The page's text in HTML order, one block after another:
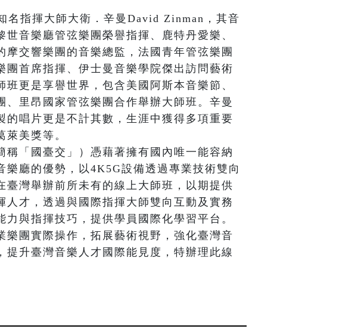
名指揮大師大衛．辛曼David Zinman，其音
世音樂廳管弦樂團榮譽指揮、鹿特丹愛樂、
摩交響樂團的音樂總監，法國青年管弦樂團
團首席指揮、伊士曼音樂學院傑出訪問藝術
班更是享譽世界，包含美國阿斯本音樂節、
、里昂國家管弦樂團合作舉辦大師班。辛曼
的唱片更是不計其數，生涯中獲得多項重要
萊美獎等。
稱「國臺交」）憑藉著擁有國內唯一能容納
樂廳的優勢，以4K5G設備透過專業技術雙向
臺灣舉辦前所未有的線上大師班，以期提供
人才，透過與國際指揮大師雙向互動及實務
力與指揮技巧，提供學員國際化學習平台。
樂團實際操作，拓展藝術視野，強化臺灣音
提升臺灣音樂人才國際能見度，特辦理此線